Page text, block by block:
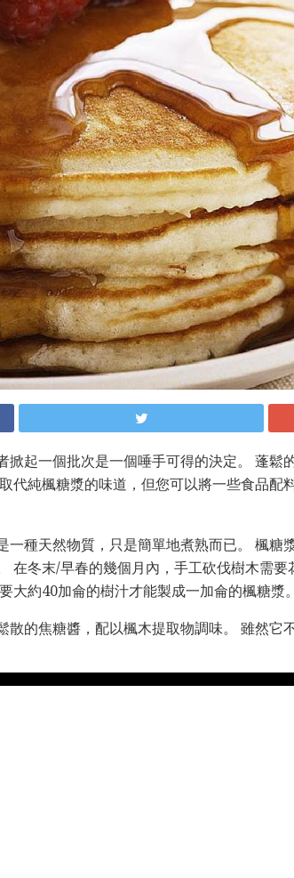
掀起一個批次是一個唾手可得的決定。 蓬鬆
代純楓糖漿的味道，但您可以將一些食品配
一種天然物質，只是簡單地煮熟而已。 楓糖
在冬末/早春的幾個月內，手工砍伐樹木需
大約40加侖的樹汁才能製成一加侖的楓糖漿。
散的焦糖醬，配以楓木提取物調味。 雖然它